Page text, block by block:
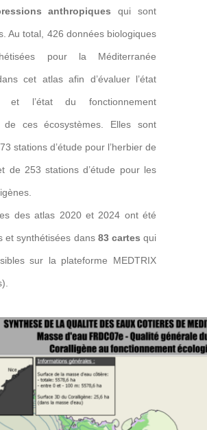
anthropiquesqui sont
Au total, 426 données biologiques
pour la Méditerranée
cet atlas afin d’évaluer l’état
et l’état du fonctionnement
de ces écosystèmes. Elles sont
stations d’étude pour l’herbier de
de 253 stations d’étude pour les
des atlas 2020 et 2024 ont été
et synthétisées dans 83 cartes qui
sur la plateforme MEDTRIX